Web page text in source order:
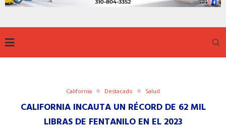
California Destacado Salud
CALIFORNIA INCAUTA UN RÉCORD DE 62 MIL
LIBRAS DE FENTANILO EN EL 2023